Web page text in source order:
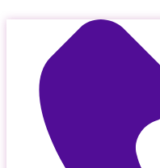
περιεχόμενο